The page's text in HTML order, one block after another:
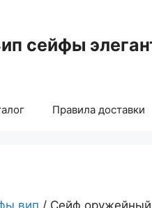
сейфы
Правила доставки